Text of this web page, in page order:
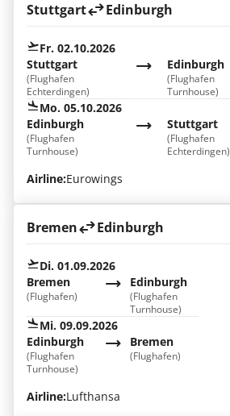
Stuttgart Edinburgh
Fr. 02.10.2026
Stuttgart
(Flughafen
Echterdingen)
Edinburgh
(Flughafen
Turnhouse)
Mo. 05.10.2026
Stuttgart
(Flughafen
Echterdingen)
Edinburgh
(Flughafen
Turnhouse)
Airline:Eurowings
Bremen Edinburgh
Di. 01.09.2026
Bremen
(Flughafen)
Edinburgh
(Flughafen
Turnhouse)
Mi. 09.09.2026
Bremen
(Flughafen)
Edinburgh
(Flughafen
Turnhouse)
Airline:Lufthansa